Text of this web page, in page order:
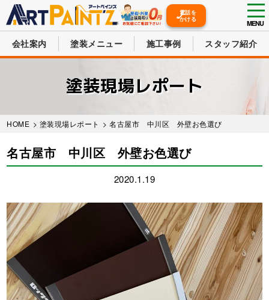
MENU
電話を
かける
会社案内 塗装メニュー 施工事例 スタッフ紹介
塗装現場レポート
HOME > 塗装現場レポート > 名古屋市 中川区 外壁お色選び
名古屋市 中川区 外壁お色選び
2020.1.19